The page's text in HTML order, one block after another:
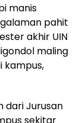
manis
pahit
akhir UIN
maling
kampus,
dari Jurusan
sekitar